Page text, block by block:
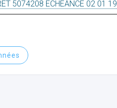
5074208 ECHEANCE 02 01 19